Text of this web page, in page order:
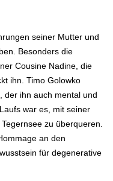
seiner Mutter und
Besonders die
Cousine Nadine, die
ihn. Timo Golowko
der ihn auch mental und
war es, mit seiner
Tegernsee zu überqueren.
an den
für degenerative